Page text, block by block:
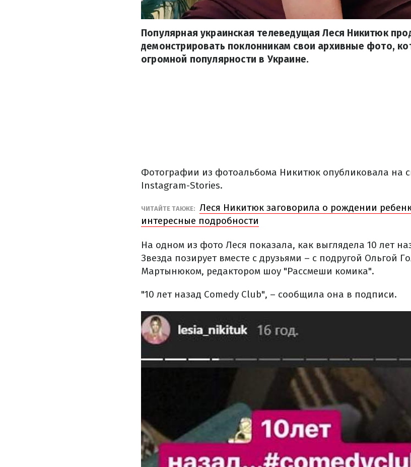
Популярная украинская телеведущая Леся Никитюк
демонстрировать поклонникам свои архивные фото,
огромной популярности в Украине.
Фотографии из фотоальбома Никитюк опубликовала на
Instagram-Stories.
ЧИТАЙТЕ ТАКЖЕ: Леся Никитюк заговорила о рождении
интересные подробности
На одном из фото Леся показала, как выглядела 10 лет
Звезда позирует вместе с друзьями – с подругой Ольгой
Мартынюком, редактором шоу "Рассмеши комика".
"10 лет назад Comedy Club", – сообщила она в подписи.